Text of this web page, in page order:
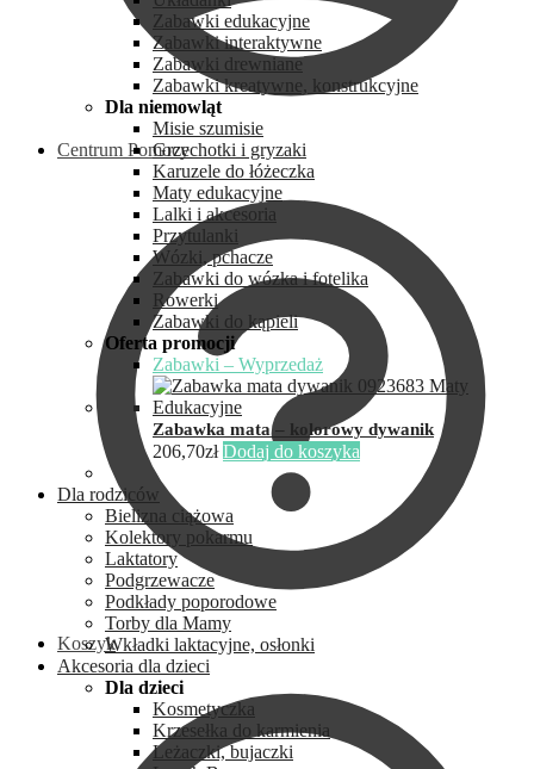
Centrum Pomocy
Koszyk
Zabawki edukacyjne
Zabawki interaktywne
Zabawki drewniane
Zabawki kreatywne, konstrukcyjne
Dla niemowląt
Misie szumisie
Grzechotki i gryzaki
Karuzele do łóżeczka
Maty edukacyjne
Lalki i akcesoria
Przytulanki
Wózki, pchacze
Zabawki do wózka i fotelika
Rowerki
Zabawki do kąpieli
Oferta promocji
Zabawki – Wyprzedaż
Zabawka mata – kolorowy dywanik
206,70zł Dodaj do koszyka
Dla rodziców
Bielizna ciążowa
Kolektory pokarmu
Laktatory
Podgrzewacze
Podkłady poporodowe
Torby dla Mamy
Wkładki laktacyjne, osłonki
Akcesoria dla dzieci
Dla dzieci
Kosmetyczka
Krzesełka do karmienia
Leżaczki, bujaczki